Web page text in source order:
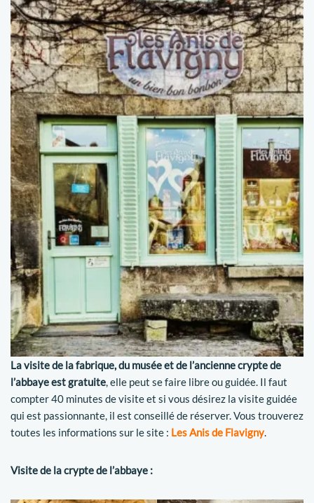
La visite de la fabrique, du musée et de l’ancienne crypte de
l’abbaye est gratuite, elle peut se faire libre ou guidée. Il faut
compter 40 minutes de visite et si vous désirez la visite guidée
qui est passionnante, il est conseillé de réserver. Vous trouverez
toutes les informations sur le site : Les Anis de Flavigny.
Visite de la crypte de l’abbaye :